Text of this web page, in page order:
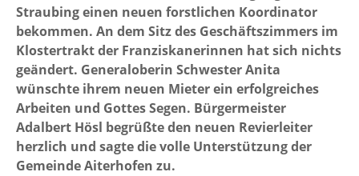
Straubing einen neuen forstlichen Koordinator
bekommen. An dem Sitz des Geschäftszimmers im
Klostertrakt der Franziskanerinnen hat sich nichts
geändert. Generaloberin Schwester Anita
wünschte ihrem neuen Mieter ein erfolgreiches
Arbeiten und Gottes Segen. Bürgermeister
Adalbert Hösl begrüßte den neuen Revierleiter
herzlich und sagte die volle Unterstützung der
Gemeinde Aiterhofen zu.